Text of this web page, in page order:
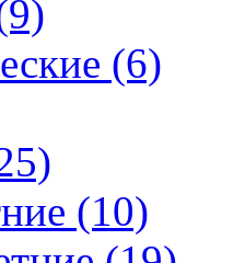
(6)
(10)